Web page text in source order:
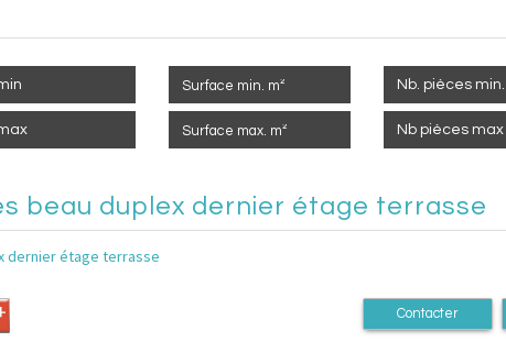
beau duplex dernier étage terrasse
dernier étage terrasse
Contacter